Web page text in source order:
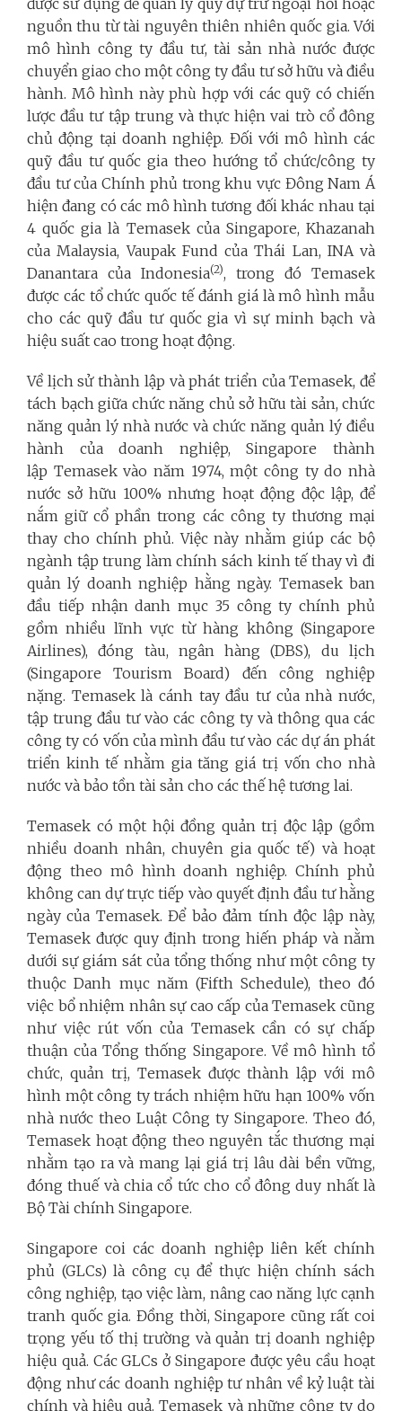
được sử dụng để quản lý quỹ dự trữ ngoại hối hoặc
nguồn thu từ tài nguyên thiên nhiên quốc gia. Với
mô hình công ty đầu tư, tài sản nhà nước được
chuyển giao cho một công ty đầu tư sở hữu và điều
hành. Mô hình này phù hợp với các quỹ có chiến
lược đầu tư tập trung và thực hiện vai trò cổ đông
chủ động tại doanh nghiệp. Đối với mô hình các
quỹ đầu tư quốc gia theo hướng tổ chức/công ty
đầu tư của Chính phủ trong khu vực Đông Nam Á
hiện đang có các mô hình tương đối khác nhau tại
4 quốc gia là Temasek của Singapore, Khazanah
của Malaysia, Vaupak Fund của Thái Lan, INA và
Danantara của Indonesia(2), trong đó Temasek
được các tổ chức quốc tế đánh giá là mô hình mẫu
cho các quỹ đầu tư quốc gia vì sự minh bạch và
hiệu suất cao trong hoạt động.
Về lịch sử thành lập và phát triển của Temasek, để
tách bạch giữa chức năng chủ sở hữu tài sản, chức
năng quản lý nhà nước và chức năng quản lý điều
hành của doanh nghiệp, Singapore thành
lập Temasek vào năm 1974, một công ty do nhà
nước sở hữu 100% nhưng hoạt động độc lập, để
nắm giữ cổ phần trong các công ty thương mại
thay cho chính phủ. Việc này nhằm giúp các bộ
ngành tập trung làm chính sách kinh tế thay vì đi
quản lý doanh nghiệp hằng ngày. Temasek ban
đầu tiếp nhận danh mục 35 công ty chính phủ
gồm nhiều lĩnh vực từ hàng không (Singapore
Airlines), đóng tàu, ngân hàng (DBS), du lịch
(Singapore Tourism Board) đến công nghiệp
nặng. Temasek là cánh tay đầu tư của nhà nước,
tập trung đầu tư vào các công ty và thông qua các
công ty có vốn của mình đầu tư vào các dự án phát
triển kinh tế nhằm gia tăng giá trị vốn cho nhà
nước và bảo tồn tài sản cho các thế hệ tương lai.
Temasek có một hội đồng quản trị độc lập (gồm
nhiều doanh nhân, chuyên gia quốc tế) và hoạt
động theo mô hình doanh nghiệp. Chính phủ
không can dự trực tiếp vào quyết định đầu tư hằng
ngày của Temasek. Để bảo đảm tính độc lập này,
Temasek được quy định trong hiến pháp và nằm
dưới sự giám sát của tổng thống như một công ty
thuộc Danh mục năm (Fifth Schedule), theo đó
việc bổ nhiệm nhân sự cao cấp của Temasek cũng
như việc rút vốn của Temasek cần có sự chấp
thuận của Tổng thống Singapore. Về mô hình tổ
chức, quản trị, Temasek được thành lập với mô
hình một công ty trách nhiệm hữu hạn 100% vốn
nhà nước theo Luật Công ty Singapore. Theo đó,
Temasek hoạt động theo nguyên tắc thương mại
nhằm tạo ra và mang lại giá trị lâu dài bền vững,
đóng thuế và chia cổ tức cho cổ đông duy nhất là
Bộ Tài chính Singapore.
Singapore coi các doanh nghiệp liên kết chính
phủ (GLCs) là công cụ để thực hiện chính sách
công nghiệp, tạo việc làm, nâng cao năng lực cạnh
tranh quốc gia. Đồng thời, Singapore cũng rất coi
trọng yếu tố thị trường và quản trị doanh nghiệp
hiệu quả. Các GLCs ở Singapore được yêu cầu hoạt
động như các doanh nghiệp tư nhân về kỷ luật tài
chính và hiệu quả. Temasek và những công ty do